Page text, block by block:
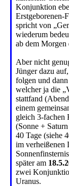
Konjunktion
Erstgeborenen-
spricht von
wiederum
ab dem Morgen
Aber nicht
Jünger dazu
folgen und
welcher ja die
stattfand
einem
gleich 3-fachen
(Sonne +
40 Tage (siehe
im verheißenen
später am
zwei
Uranus.